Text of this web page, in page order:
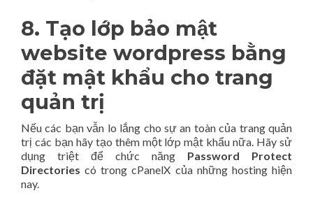
8. Tạo lớp bảo mật
website wordpress bằng
đặt mật khẩu cho trang
quản trị
Nếu các bạn vẫn lo lắng cho sự an toàn của trang quản
trị các bạn hãy tạo thêm một lớp mật khẩu nữa. Hãy sử
dụng triệt để chức năng Password Protect
Directoriescó trong cPanelX của những hosting hiện
nay.